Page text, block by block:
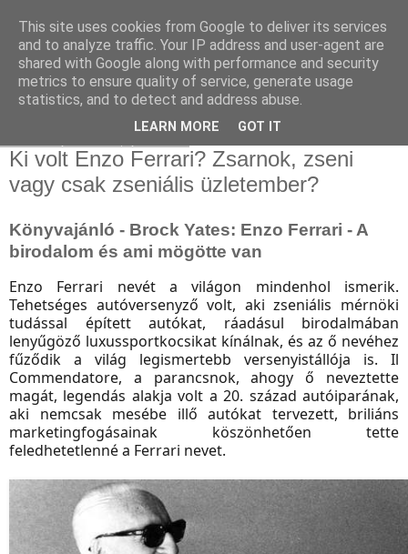
Ki volt Enzo Ferrari? Zsarnok, zseni
vagy csak zseniális üzletember?
Könyvajánló - Brock Yates: Enzo Ferrari - A
birodalom és ami mögötte van
Enzo Ferrari nevét a világon mindenhol ismerik.
Tehetséges autóversenyző volt, aki zseniális mérnöki
tudással épített autókat, ráadásul birodalmában
lenyűgöző luxussportkocsikat kínálnak, és az ő nevéhez
fűződik a világ legismertebb versenyistállója is. Il
Commendatore, a parancsnok, ahogy ő neveztette
magát, legendás alakja volt a 20. század autóiparának,
aki nemcsak mesébe illő autókat tervezett, briliáns
marketingfogásainak köszönhetően tette
feledhetetlenné a Ferrari nevet.
This site uses cookies from Google to deliver its services
and to analyze traffic. Your IP address and user-agent are
shared with Google along with performance and security
metrics to ensure quality of service, generate usage
statistics, and to detect and address abuse.
LEARN MORE GOT IT